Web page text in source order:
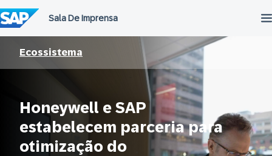
para
o
conteúdo
Ecossistema
Honeywell e SAP
estabelecem parceria para
otimização do